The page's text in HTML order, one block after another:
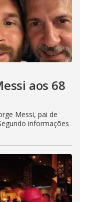
aos 68
Messi, pai de
informações